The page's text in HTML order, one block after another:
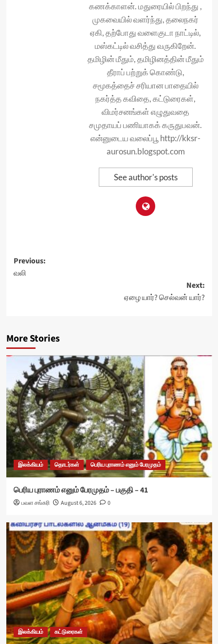
கணக்காளன். மதுரையில் பிறந்து ,
முகவையில் வளர்ந்து, தலைநகர்
ஏகி, தற்போது வளைகுடா நாட்டில்,
மஸ்கட்டில் வசித்து வருகிறேன்.
தமிழின் மீதும், தமிழினத்தின் மீதும்
தீராப் பற்றுக் கொண்டு,
சமூகத்தைச் சரியான பாதையில்
நகர்த்த கவிதை, கட்டுரைகள்,
விமர்சனங்கள் எழுதுவதை
சமுதாயப் பணியாகக் கருதுபவன்.
என்னுடைய வலைப்பூ http://kksr-
aurosun.blogspot.com
See author's posts
Post
navigation
Previous:
வலி
Next:
ஏழை யார்? செல்வன் யார்?
More Stories
இலக்கியம் தொடர்கள் பெரிய புராணம் எனும் பேரமுதம்
பெரிய புராணம் எனும் பேரமுதம் – பகுதி – 41
பவள சங்கரி August 6, 2026 0
இலக்கியம் கட்டுரைகள்